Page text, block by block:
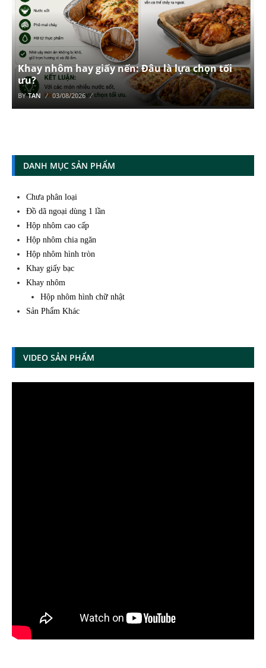
Khay nhôm hay giấy nến: Đâu là lựa chọn tối
ưu?
BYTAN 03/08/2026
DANH MỤC SẢN PHẨM
Chưa phân loại
Đồ dã ngoại dùng 1 lần
Hộp nhôm cao cấp
Hộp nhôm chia ngăn
Hộp nhôm hình tròn
Khay giấy bạc
Khay nhôm
Hộp nhôm hình chữ nhật
Sản Phẩm Khác
VIDEO SẢN PHẨM